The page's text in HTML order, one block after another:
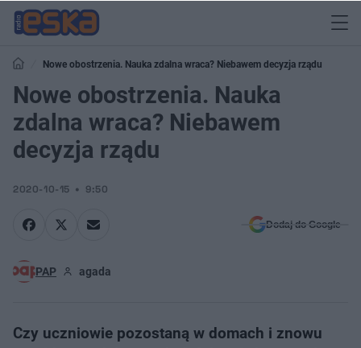
Nowe obostrzenia. Nauka zdalna wraca? Niebawem decyzja rządu
Nowe obostrzenia. Nauka
zdalna wraca? Niebawem
decyzja rządu
2020-10-15 9:50
Dodaj do Google
PAP agada
Czy uczniowie pozostaną w domach i znowu